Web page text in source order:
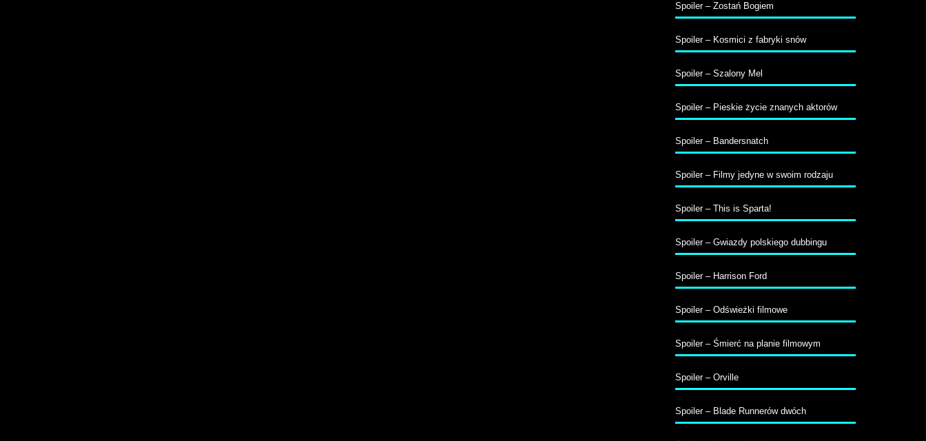
Spoiler – Zostań Bogiem
Spoiler – Kosmici z fabryki snów
Spoiler – Szalony Mel
Spoiler – Pieskie życie znanych aktorów
Spoiler – Bandersnatch
Spoiler – Filmy jedyne w swoim rodzaju
Spoiler – This is Sparta!
Spoiler – Gwiazdy polskiego dubbingu
Spoiler – Harrison Ford
Spoiler – Odświeżki filmowe
Spoiler – Śmierć na planie filmowym
Spoiler – Orville
Spoiler – Blade Runnerów dwóch